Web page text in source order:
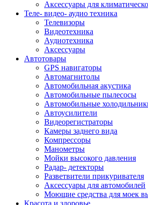
Аксессуары для
Теле- видео- аудио техника
Телевизоры
Видеотехника
Аудиотехника
Аксессуары
Автотовары
GPS навигаторы
Автомагнитолы
Автомобильная акустика
Автомобильные пылесосы
Автомобильные
Автоусилители
Видеорегистраторы
Камеры заднего вида
Компрессоры
Манометры
Мойки высокого давления
Радар- детекторы
Разветвители прикуривателя
Аксессуары для автомобилей
Моющие средства для моек
Красота и здоровье